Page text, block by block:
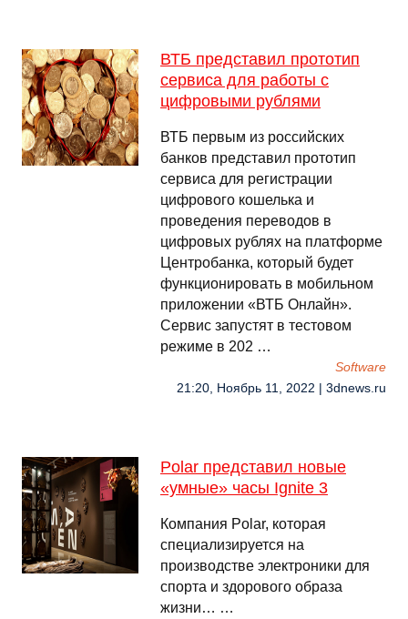
ВТБ представил прототип
сервиса для работы с
цифровыми рублями
ВТБ первым из российских
банков представил прототип
сервиса для регистрации
цифрового кошелька и
проведения переводов в
цифровых рублях на платформе
Центробанка, который будет
функционировать в мобильном
приложении «ВТБ Онлайн».
Сервис запустят в тестовом
режиме в 202 …
Software
21:20, Ноябрь 11, 2022 | 3dnews.ru
Polar представил новые
«умные» часы Ignite 3
Компания Polar, которая
специализируется на
производстве электроники для
спорта и здорового образа
жизни… …